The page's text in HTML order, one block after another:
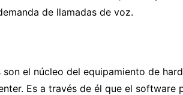
de llamadas de voz.
son el núcleo del equipamiento de
Es a través de él que el software